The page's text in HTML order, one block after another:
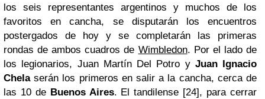
los seis representantes argentinos y muchos de los
favoritos en cancha, se disputarán los encuentros
postergados de hoy y se completarán las primeras
rondas de ambos cuadros de Wimbledon. Por el lado de
los
legionarios, Juan Martín Del Potro y Juan Ignacio
Chelaserán los primeros en salir a la cancha, cerca de
las 10 de Buenos Aires. El tandilense [24], para cerrar